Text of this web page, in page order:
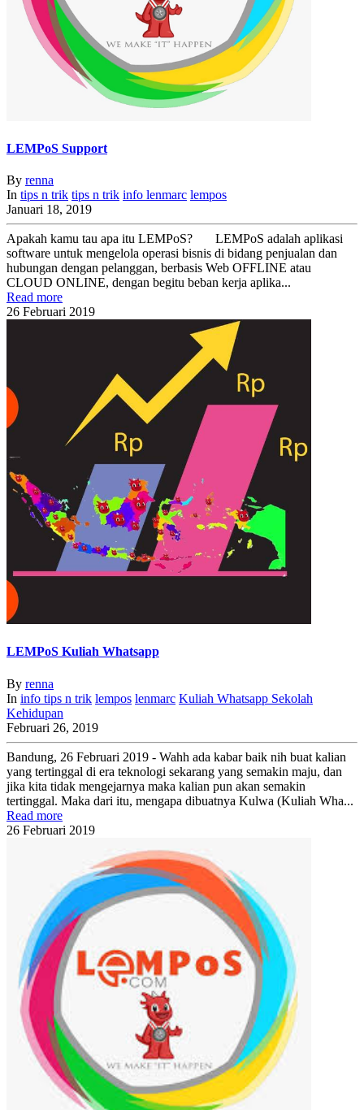
LEMPoS Support
By renna
In tips n trik tips n trik info lenmarc lempos
Januari 18, 2019
Apakah kamu tau apa itu LEMPoS? LEMPoS adalah aplikasi
software untuk mengelola operasi bisnis di bidang penjualan dan
hubungan dengan pelanggan, berbasis Web OFFLINE atau
CLOUD ONLINE, dengan begitu beban kerja aplika...
Read more
26 Februari 2019
LEMPoS Kuliah Whatsapp
By renna
In info tips n trik lempos lenmarc Kuliah Whatsapp Sekolah
Kehidupan
Februari 26, 2019
Bandung, 26 Februari 2019 - Wahh ada kabar baik nih buat kalian
yang tertinggal di era teknologi sekarang yang semakin maju, dan
jika kita tidak mengejarnya maka kalian pun akan semakin
tertinggal. Maka dari itu, mengapa dibuatnya Kulwa (Kuliah Wha...
Read more
26 Februari 2019